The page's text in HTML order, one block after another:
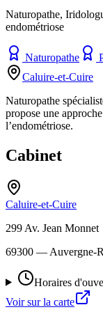
Naturopathe,
endométriose
Naturopathe
Caluire-et-Cuire
Naturopathe
propose une
l’endométriose.
Cabinet
Caluire-et-Cuire
299 Av. Jean Monnet
69300 — Auvergne-
Horaires
Voir sur la carte